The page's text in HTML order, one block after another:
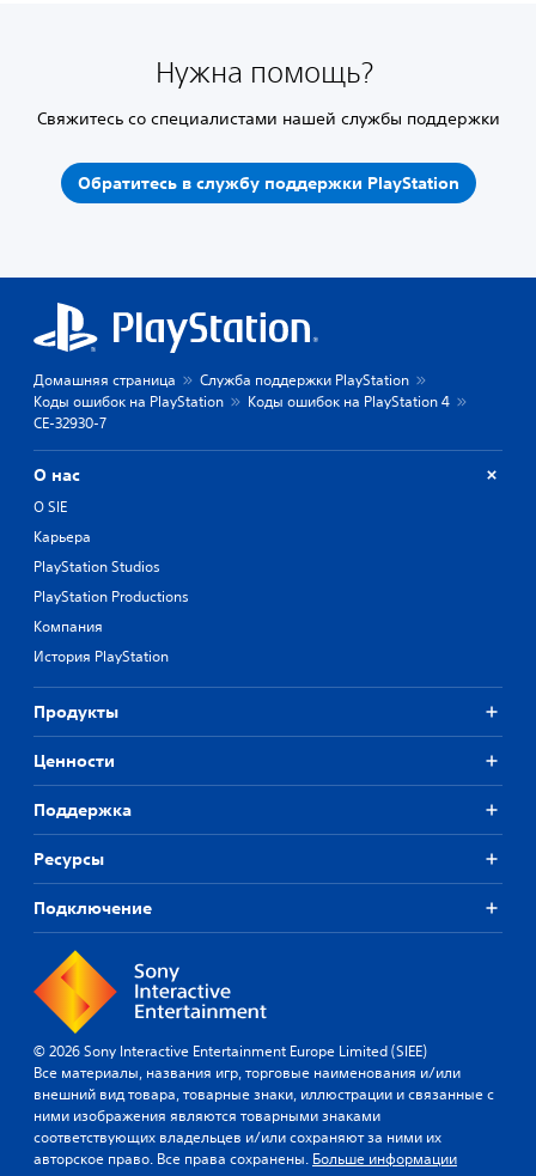
Нужна помощь?
Свяжитесь со специалистами нашей службы поддержки
Обратитесь в службу поддержки PlayStation
Домашняя страница
Служба поддержки PlayStation
Коды ошибок на PlayStation
Коды ошибок на PlayStation 4
CE-32930-7
О нас
О SIE
Карьера
PlayStation Studios
PlayStation Productions
Компания
История PlayStation
Продукты
Ценности
Поддержка
Ресурсы
Подключение
© 2026 Sony Interactive Entertainment Europe Limited (SIEE)
Все материалы, названия игр, торговые наименования и/или
внешний вид товара, товарные знаки, иллюстрации и связанные с
ними изображения являются товарными знаками
соответствующих владельцев и/или сохраняют за ними их
авторское право. Все права сохранены. Больше информации